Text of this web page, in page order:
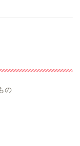
の